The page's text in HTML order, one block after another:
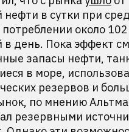
нефти в сутки при
около
в день. Пока эффект
запасы нефти,
в море,
резервов и
по мнению
резервными